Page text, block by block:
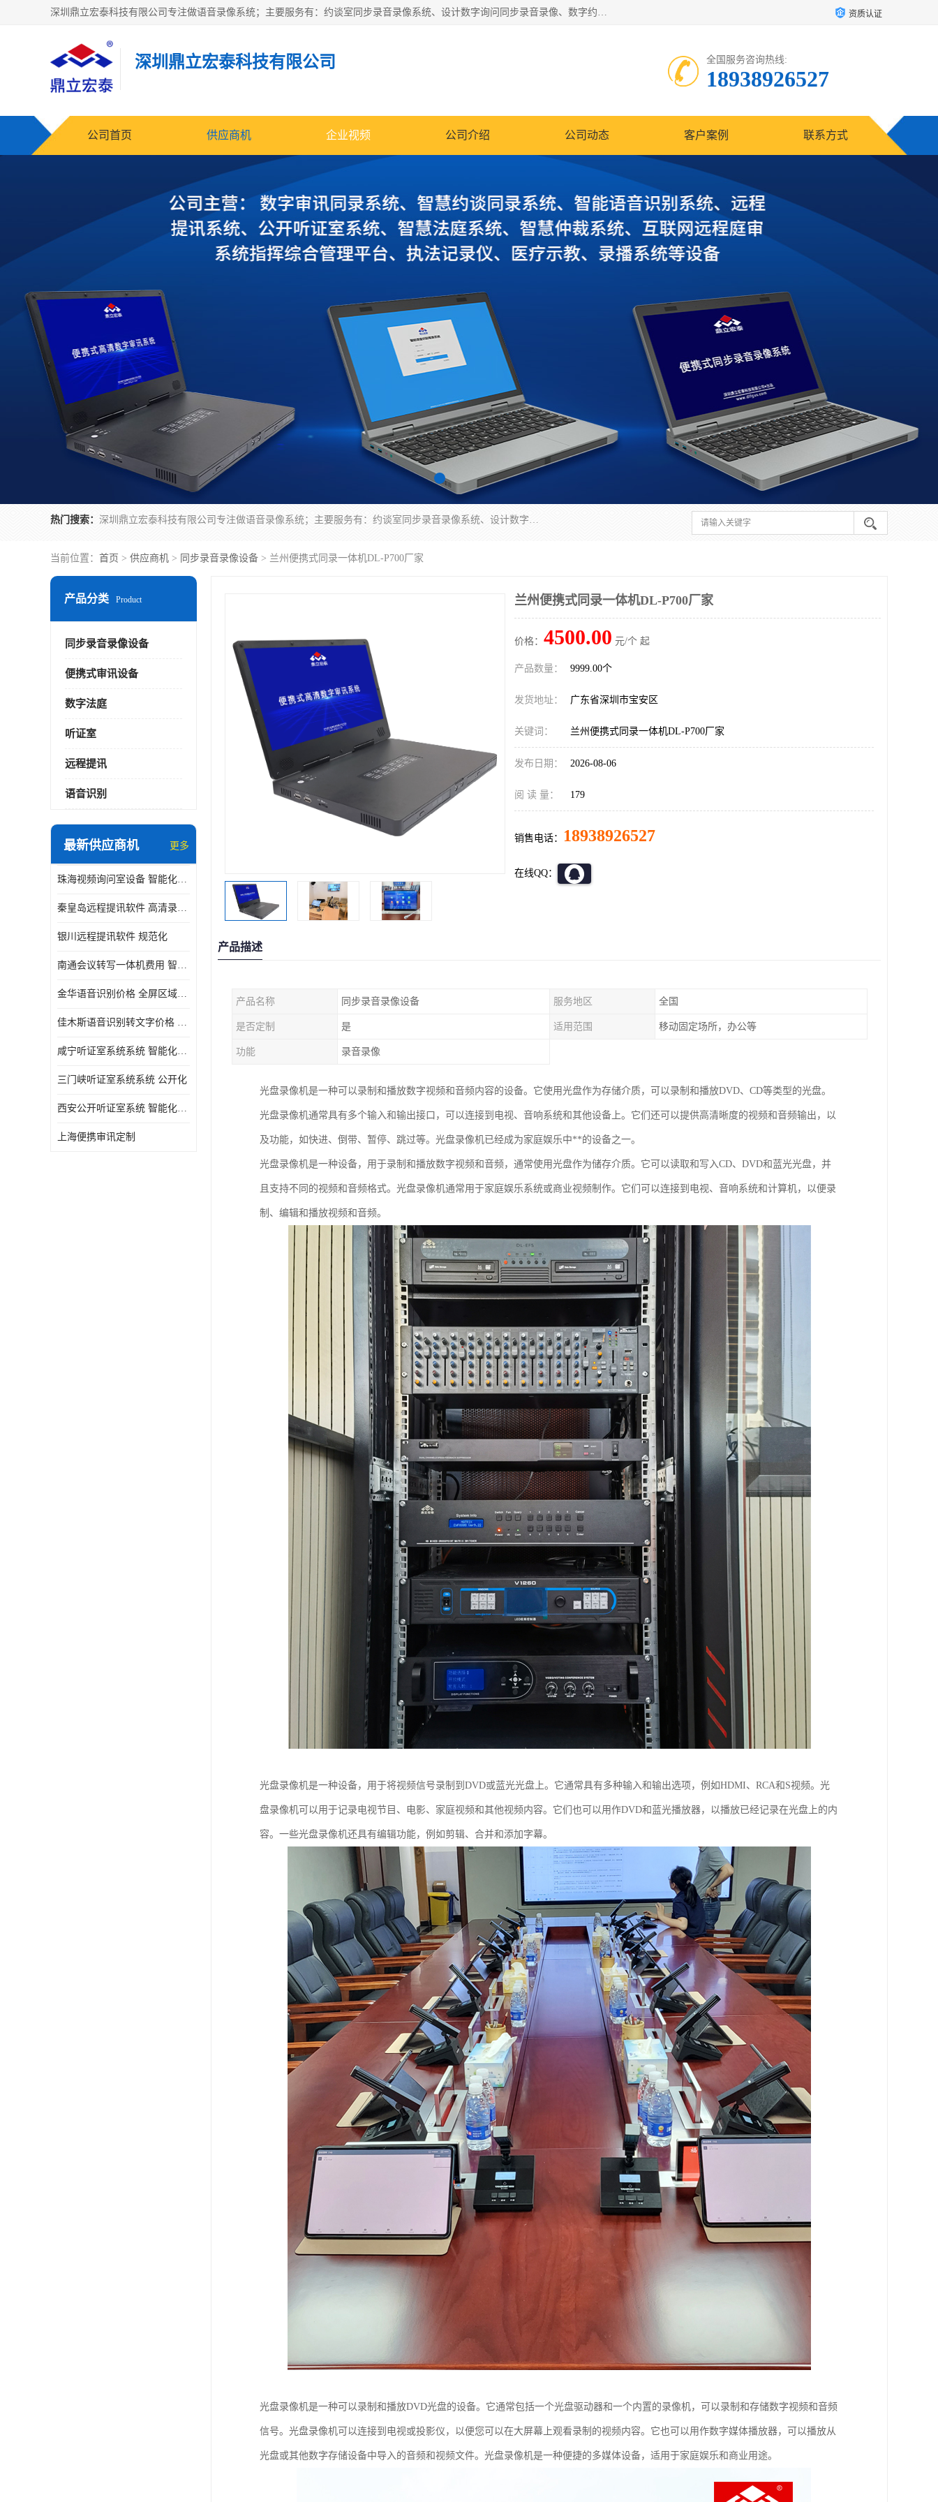
深圳鼎立宏泰科技有限公司专注做语音录像系统；主要服务有：约谈室同步录音录像系统、设计数字询问同步录音录像、数字约谈室同步录音录像、公开听证室、智慧庭审、智能语音识别转写、远程提讯（提审）、记录仪、远程指挥综合管理平台、录播系统等 资质认证
深圳鼎立宏泰科技有限公司 全国服务咨询热线:
18938926527
公司首页 供应商机 企业视频 公司介绍 公司动态 客户案例 联系方式
热门搜索： 深圳鼎立宏泰科技有限公司专注做语音录像系统；主要服务有：约谈室同步录音录像系统、设计数字询问同步录音录像、数字约谈室同步录音录像、公开听证室、智慧庭审、智能语音识别转写、远程提讯（提审）、记录仪、远程指挥综合管理平台、录播系统等
当前位置： 首页 > 供应商机 > 同步录音录像设备 > 兰州便携式同录一体机DL-P700厂家
产品分类 Product
同步录音录像设备
便携式审讯设备
数字法庭
听证室
远程提讯
语音识别
最新供应商机 更多
珠海视频询问室设备 智能化水平
秦皇岛远程提讯软件 高清录屏模式
银川远程提讯软件 规范化
南通会议转写一体机费用 智能化水平
金华语音识别价格 全屏区域分屏
佳木斯语音识别转文字价格 规范化
咸宁听证室系统系统 智能化水平
三门峡听证室系统系统 公开化
西安公开听证室系统 智能化水平
上海便携审讯定制
兰州便携式同录一体机DL-P700厂家
价格： 4500.00 元/个 起
产品数量： 9999.00个
发货地址： 广东省深圳市宝安区
关键词： 兰州便携式同录一体机DL-P700厂家
发布日期： 2026-08-06
阅 读 量： 179
销售电话： 18938926527
在线QQ：
产品描述
产品名称 同步录音录像设备 服务地区 全国
是否定制 是 适用范围 移动固定场所，办公等
功能 录音录像
光盘录像机是一种可以录制和播放数字视频和音频内容的设备。它使用光盘作为存储介质，可以录制和播放DVD、CD等类型的光盘。
光盘录像机通常具有多个输入和输出接口，可以连接到电视、音响系统和其他设备上。它们还可以提供高清晰度的视频和音频输出，以
及功能，如快进、倒带、暂停、跳过等。光盘录像机已经成为家庭娱乐中**的设备之一。
光盘录像机是一种设备，用于录制和播放数字视频和音频，通常使用光盘作为储存介质。它可以读取和写入CD、DVD和蓝光光盘，并
且支持不同的视频和音频格式。光盘录像机通常用于家庭娱乐系统或商业视频制作。它们可以连接到电视、音响系统和计算机，以便录
制、编辑和播放视频和音频。
光盘录像机是一种设备，用于将视频信号录制到DVD或蓝光光盘上。它通常具有多种输入和输出选项，例如HDMI、RCA和S视频。光
盘录像机可以用于记录电视节目、电影、家庭视频和其他视频内容。它们也可以用作DVD和蓝光播放器，以播放已经记录在光盘上的内
容。一些光盘录像机还具有编辑功能，例如剪辑、合并和添加字幕。
光盘录像机是一种可以录制和播放DVD光盘的设备。它通常包括一个光盘驱动器和一个内置的录像机，可以录制和存储数字视频和音频
信号。光盘录像机可以连接到电视或投影仪，以便您可以在大屏幕上观看录制的视频内容。它也可以用作数字媒体播放器，可以播放从
光盘或其他数字存储设备中导入的音频和视频文件。光盘录像机是一种便捷的多媒体设备，适用于家庭娱乐和商业用途。